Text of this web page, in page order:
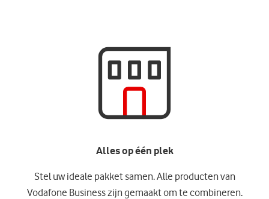
Alles op één plek
Stel uw ideale pakket samen. Alle producten van
Vodafone Business zijn gemaakt om te combineren.